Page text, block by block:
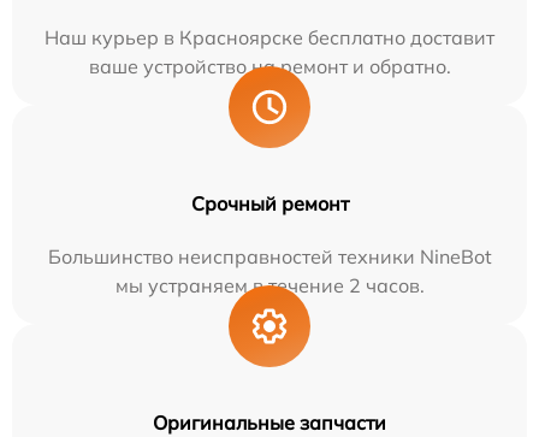
Наш курьер в Красноярске бесплатно доставит
ваше устройство на ремонт и обратно.
Срочный ремонт
Большинство неисправностей техники NineBot
мы устраняем в течение 2 часов.
Оригинальные запчасти